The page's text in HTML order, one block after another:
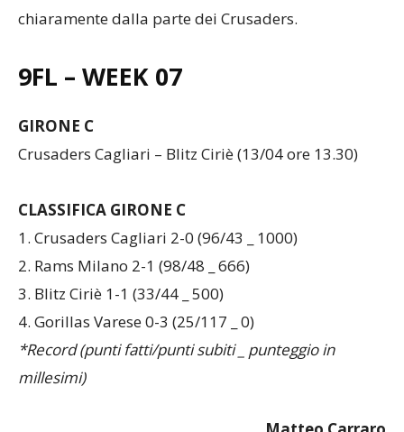
la franchigia torinese. Pronostico che pende
GIRONE C
CLASSIFICA GIRONE C
1. Crusaders Cagliari 2-0 (96/43 _ 1000)
2. Rams Milano 2-1 (98/48 _ 666)
3. Blitz Ciriè 1-1 (33/44 _ 500)
4. Gorillas Varese 0-3 (25/117 _ 0)
*Record (punti fatti/punti subiti _ punteggio in